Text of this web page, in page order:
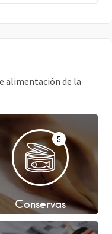
alimentación de la
5
Conservas